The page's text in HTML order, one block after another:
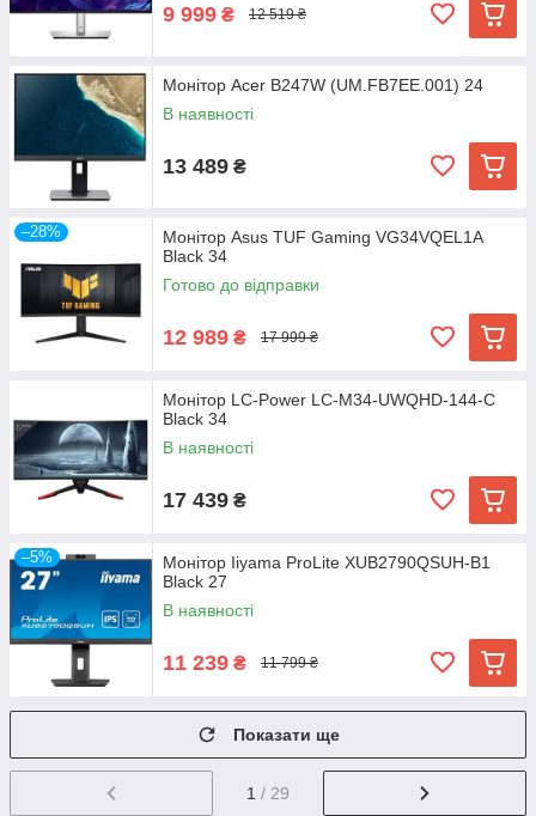
9 999 ₴ 12 519 ₴
Монітор Acer B247W (UM.FB7EE.001) 24
В наявності
13 489 ₴
–28%
Монітор Asus TUF Gaming VG34VQEL1A
Black 34
Готово до відправки
12 989 ₴ 17 999 ₴
Монітор LC-Power LC-M34-UWQHD-144-C
Black 34
В наявності
17 439 ₴
–5%
Монітор Iiyama ProLite XUB2790QSUH-B1
Black 27
В наявності
11 239 ₴ 11 799 ₴
Показати ще
1 / 29